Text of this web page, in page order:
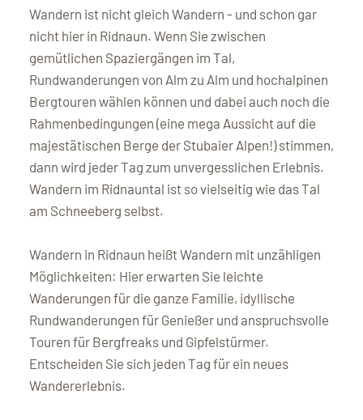
Wandern ist nicht gleich Wandern - und schon gar
nicht hier in Ridnaun. Wenn Sie zwischen
gemütlichen Spaziergängen im Tal,
Rundwanderungen von Alm zu Alm und hochalpinen
Bergtouren wählen können und dabei auch noch die
Rahmenbedingungen (eine mega Aussicht auf die
majestätischen Berge der Stubaier Alpen!) stimmen,
dann wird jeder Tag zum unvergesslichen Erlebnis.
Wandern im Ridnauntal ist so vielseitig wie das Tal
am Schneeberg selbst.
Wandern in Ridnaun heißt Wandern mit unzähligen
Möglichkeiten: Hier erwarten Sie leichte
Wanderungen für die ganze Familie, idyllische
Rundwanderungen für Genießer und anspruchsvolle
Touren für Bergfreaks und Gipfelstürmer.
Entscheiden Sie sich jeden Tag für ein neues
Wandererlebnis.